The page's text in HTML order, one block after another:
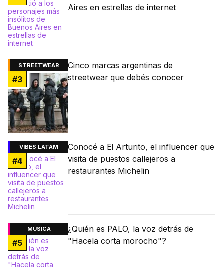
Aires en estrellas de internet
STREETWEAR
#3
Cinco marcas argentinas de
streetwear que debés conocer
VIBES LATAM
#4
Conocé a El Arturito, el influencer que
visita de puestos callejeros a
restaurantes Michelin
MÚSICA
#5
¿Quién es PALO, la voz detrás de
"Hacela corta morocho"?